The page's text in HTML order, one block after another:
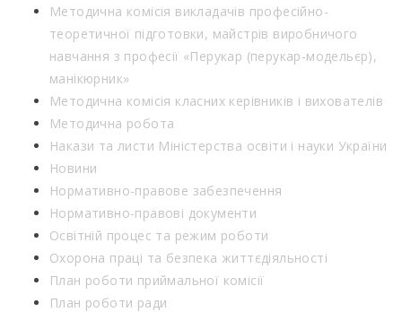
Методична комісія викладачів професійно-
теоретичної підготовки, майстрів виробничого
навчання з професії «Перукар (перукар-модельєр),
манікюрник»
Методична комісія класних керівників і вихователів
Методична робота
Накази та листи Міністерства освіти і науки України
Новини
Нормативно-правове забезпечення
Нормативно-правові документи
Освітній процес та режим роботи
Охорона праці та безпека життєдіяльності
План роботи приймальної комісії
План роботи ради